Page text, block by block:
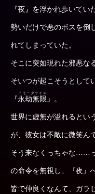
『夜』を浮かれ歩いてい
勢いだけで悪のボスを倒
れてしまっていた。
そこに突如現れた邪悪な
そいつが起こそうとして
『永劫無限
イモータライズ
』。
世界に虚無が溢れるとい
が、彼女は不敵に微笑ん
そう来なくっちゃな……
の命令を無視し、『夜』
皆で仲良くなんて、ガラ